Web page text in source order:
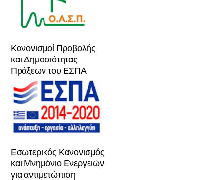
Κανονισμοί Προβολής
και Δημοσιότητας
Πράξεων του ΕΣΠΑ
Εσωτερικός Κανονισμός
και Μνημόνιο Ενεργειών
για αντιμετώπιση